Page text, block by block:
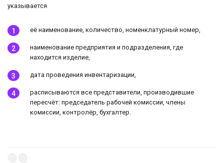
указывается
её наименование, количество, номенклатурный номер,
наименование предприятия и подразделения, где
находится изделие,
дата проведения инвентаризации,
расписываются все представители, производившие
пересчёт: председатель рабочей комиссии, члены
комиссии, контролёр, бухгалтер.